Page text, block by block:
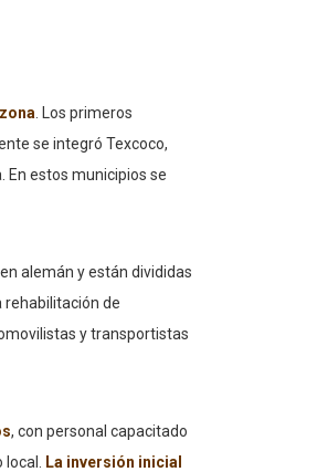
. Los primeros
se integró Texcoco,
En estos municipios se
alemán y están divididas
de
y transportistas
, con personal capacitado
La inversión inicial